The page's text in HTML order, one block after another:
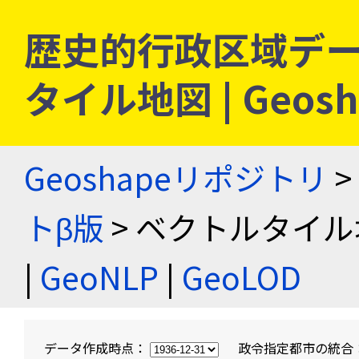
歴史的行政区域デ
タイル地図 |
Geoshapeリポジトリ >
トβ版 > ベクトルタイ
| GeoNLP | GeoLOD
データ作成時点： 政令指定都市の統